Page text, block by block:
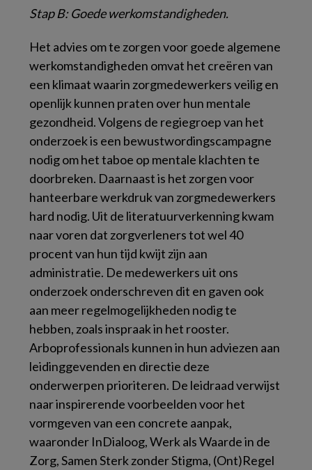
Stap B: Goede werkomstandigheden.
Het advies om te zorgen voor goede algemene
werkomstandigheden omvat het creëren van
een klimaat waarin zorgmedewerkers veilig en
openlijk kunnen praten over hun mentale
gezondheid. Volgens de regiegroep van het
onderzoek is een bewustwordingscampagne
nodig om het taboe op mentale klachten te
doorbreken. Daarnaast is het zorgen voor
hanteerbare werkdruk van zorgmedewerkers
hard nodig. Uit de literatuurverkenning kwam
naar voren dat zorgverleners tot wel 40
procent van hun tijd kwijt zijn aan
administratie. De medewerkers uit ons
onderzoek onderschreven dit en gaven ook
aan meer regelmogelijkheden nodig te
hebben, zoals inspraak in het rooster.
Arboprofessionals kunnen in hun adviezen aan
leidinggevenden en directie deze
onderwerpen prioriteren. De leidraad verwijst
naar inspirerende voorbeelden voor het
vormgeven van een concrete aanpak,
waaronder InDialoog, Werk als Waarde in de
Zorg, Samen Sterk zonder Stigma, (Ont)Regel